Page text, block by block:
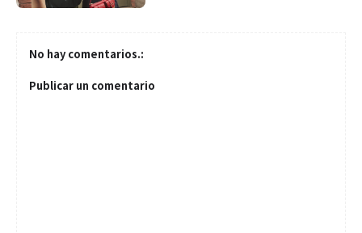
No hay comentarios.:
Publicar un comentario